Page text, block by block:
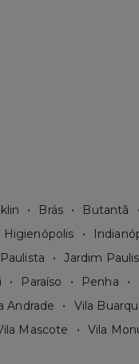
Brás Butantã
Higienópolis
Jardim
Paraíso Penha
Andrade Vila
Mascote Vila